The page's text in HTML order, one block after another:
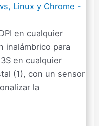
Linux y Chrome -
en cualquier
inalámbrico para
en cualquier
(1), con un sensor
la